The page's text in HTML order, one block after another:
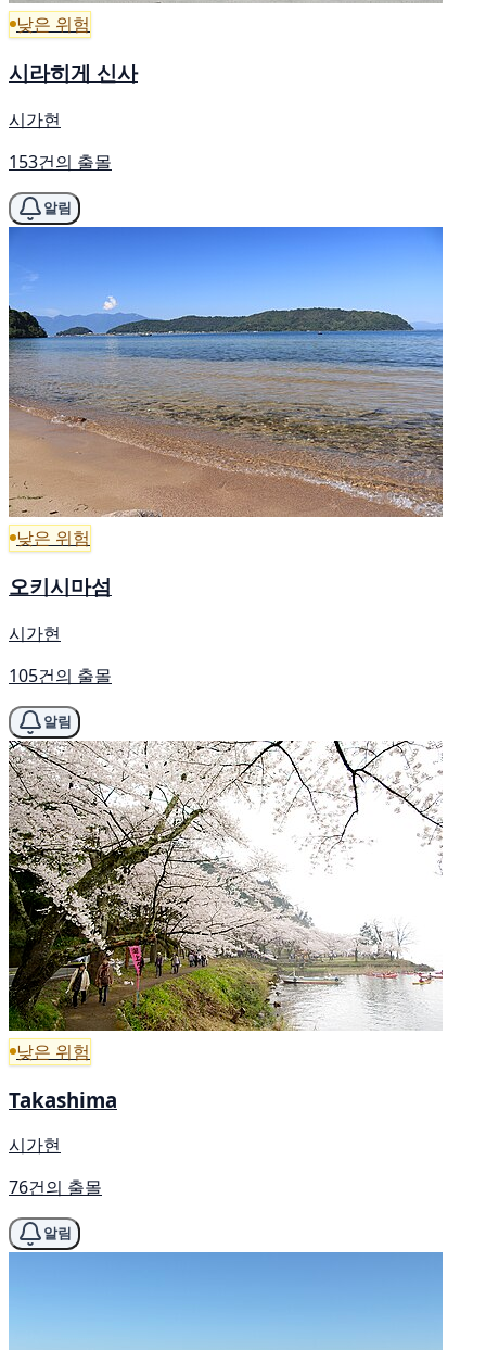
낮은 위험
시라히게 신사
시가현
153건의 출몰
알림
낮은 위험
오키시마섬
시가현
105건의 출몰
알림
낮은 위험
Takashima
시가현
76건의 출몰
알림